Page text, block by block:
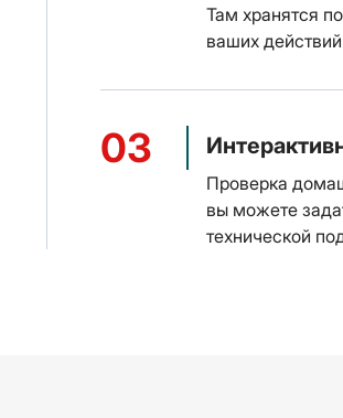
Там хранятся
ваших
03
Проверка
вы можете
технической